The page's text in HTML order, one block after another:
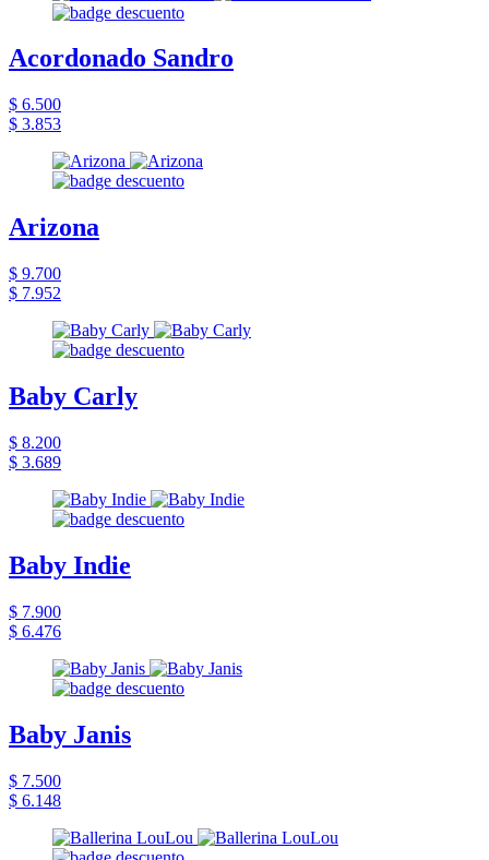
Acordonado Sandro
$ 6.500
$ 3.853
Arizona
$ 9.700
$ 7.952
Baby Carly
$ 8.200
$ 3.689
Baby Indie
$ 7.900
$ 6.476
Baby Janis
$ 7.500
$ 6.148